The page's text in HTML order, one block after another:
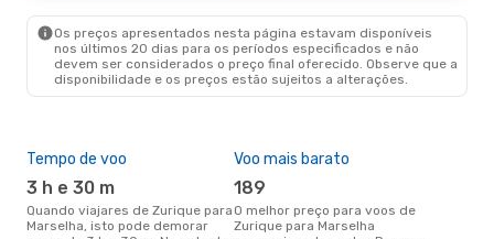
Os preços apresentados nesta página estavam disponíveis
nos últimos 20 dias para os períodos especificados e não
devem ser considerados o preço final oferecido. Observe que a
disponibilidade e os preços estão sujeitos a alterações.
Tempo de voo
3 h e 30 m
Quando viajares de Zurique para
Marselha, isto pode demorar
Voo mais barato
189
O melhor preço para voos de
Zurique para Marselha